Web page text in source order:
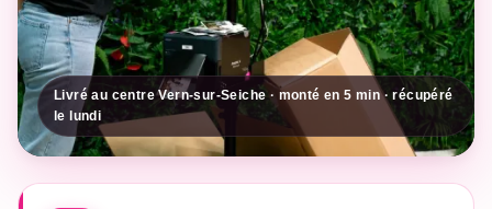
Livré au centre Vern-sur-Seiche · monté en 5 min · récupéré
le lundi